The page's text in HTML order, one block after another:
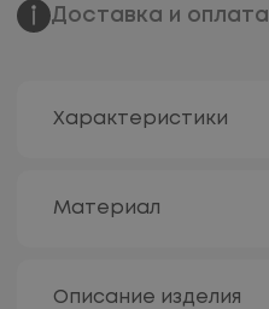
Доставка и оплата
Характеристики
Материал
Описание изделия